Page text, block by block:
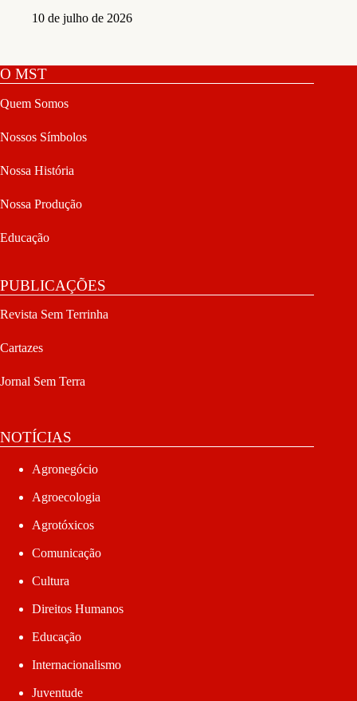
10 de julho de 2026
O MST
Quem Somos
Nossos Símbolos
Nossa História
Nossa Produção
Educação
PUBLICAÇÕES
Revista Sem Terrinha
Cartazes
Jornal Sem Terra
NOTÍCIAS
Agronegócio
Agroecologia
Agrotóxicos
Comunicação
Cultura
Direitos Humanos
Educação
Internacionalismo
Juventude